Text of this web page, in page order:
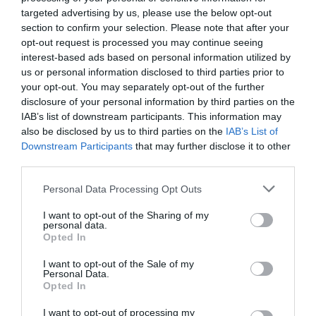
targeted advertising by us, please use the below opt-out
section to confirm your selection. Please note that after your
opt-out request is processed you may continue seeing
interest-based ads based on personal information utilized by
us or personal information disclosed to third parties prior to
your opt-out. You may separately opt-out of the further
disclosure of your personal information by third parties on the
IAB’s list of downstream participants. This information may
also be disclosed by us to third parties on the IAB’s List of
Downstream Participants that may further disclose it to other
Personal Data Processing Opt Outs
I want to opt-out of the Sharing of my
personal data.
Opted In
I want to opt-out of the Sale of my
Personal Data.
Opted In
I want to opt-out of processing my
program educațional în afara granițelor. În cazul
dumneavoastră, în Italia, să extindem programul
LCCR și ca noutate, încurajarea apariției
institutelor școlare particulare, înființate în
limitele legislației statelor gazdă și
subvenționate de statul român.
Inclusiv ministrul Criatian David a venit cu proiectul
Nici vorbă de așa ceva. Noi avem concret acest
proiect, timpi, idei, mod de subvenționare. Ca să vă
ajuta doar pe cei care pot dovedi că au locuit și au